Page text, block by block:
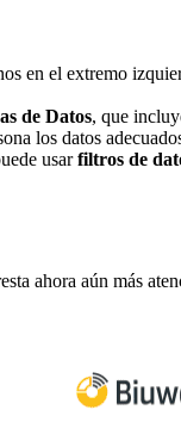
en el extremo
de Datos, que
los datos
usarfiltros de
ahora aún más